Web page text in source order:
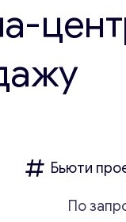
Бьюти
По